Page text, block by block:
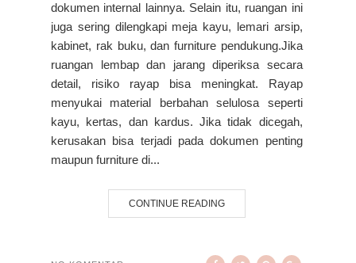
dokumen internal lainnya. Selain itu, ruangan ini
juga sering dilengkapi meja kayu, lemari arsip,
kabinet, rak buku, dan furniture pendukung.Jika
ruangan lembap dan jarang diperiksa secara
detail, risiko rayap bisa meningkat. Rayap
menyukai material berbahan selulosa seperti
kayu, kertas, dan kardus. Jika tidak dicegah,
kerusakan bisa terjadi pada dokumen penting
maupun furniture di...
CONTINUE READING